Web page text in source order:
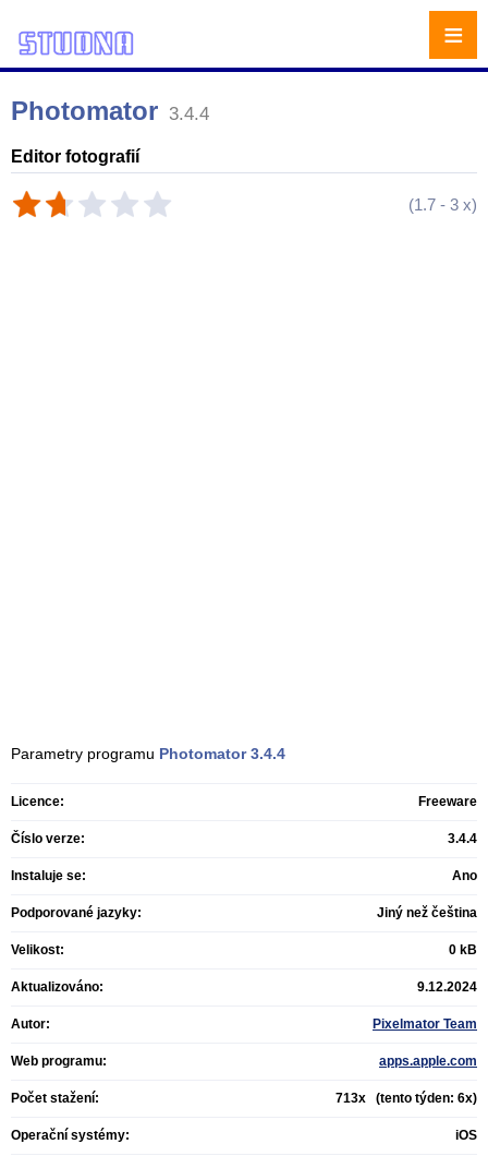
Photomator 3.4.4
Editor fotografií
(1.7 - 3 x)
Parametry programu Photomator 3.4.4
Licence: Freeware
Číslo verze: 3.4.4
Instaluje se: Ano
Podporované jazyky: Jiný než čeština
Velikost: 0 kB
Aktualizováno: 9.12.2024
Autor: Pixelmator Team
Web programu: apps.apple.com
Počet stažení: 713x (tento týden: 6x)
Operační systémy: iOS
≡